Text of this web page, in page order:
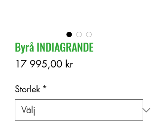
Byrå INDIAGRANDE
17 995,00 krPris
Storlek *